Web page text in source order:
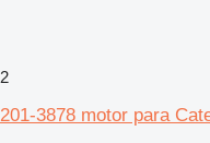
2
201-3878 motor para